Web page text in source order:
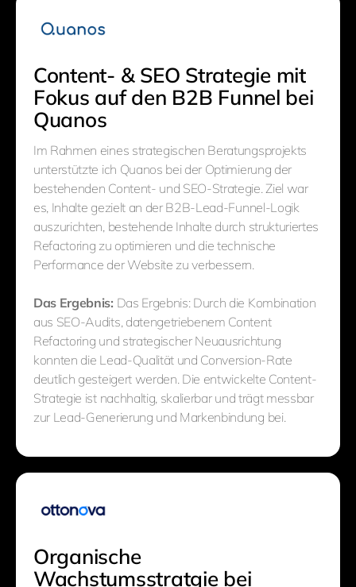
Content- & SEO Strategie mit
Fokus auf den B2B Funnel bei
Quanos
Im Rahmen eines strategischen Beratungsprojekts
unterstützte ich Quanos bei der Optimierung der
bestehenden Content- und SEO-Strategie. Ziel war
es, Inhalte gezielt an der B2B-Lead-Funnel-Logik
auszurichten, bestehende Inhalte durch strukturiertes
Refactoring zu optimieren und die technische
Performance der Website zu verbessern.
Das Ergebnis: Das Ergebnis: Durch die Kombination
aus SEO-Audits, datengetriebenem Content
Refactoring und strategischer Neuausrichtung
konnten die Lead-Qualität und Conversion-Rate
deutlich gesteigert werden. Die entwickelte Content-
Strategie ist nachhaltig, skalierbar und trägt messbar
zur Lead-Generierung und Markenbindung bei.
Organische
Wachstumsstratgie bei